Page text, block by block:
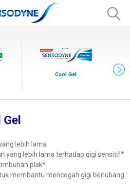
Cool Gel
Original
Gel
lebih lama
yang lebih lama terhadap gigi sensitif*
plak*
membantu mencegah gigi berlubang